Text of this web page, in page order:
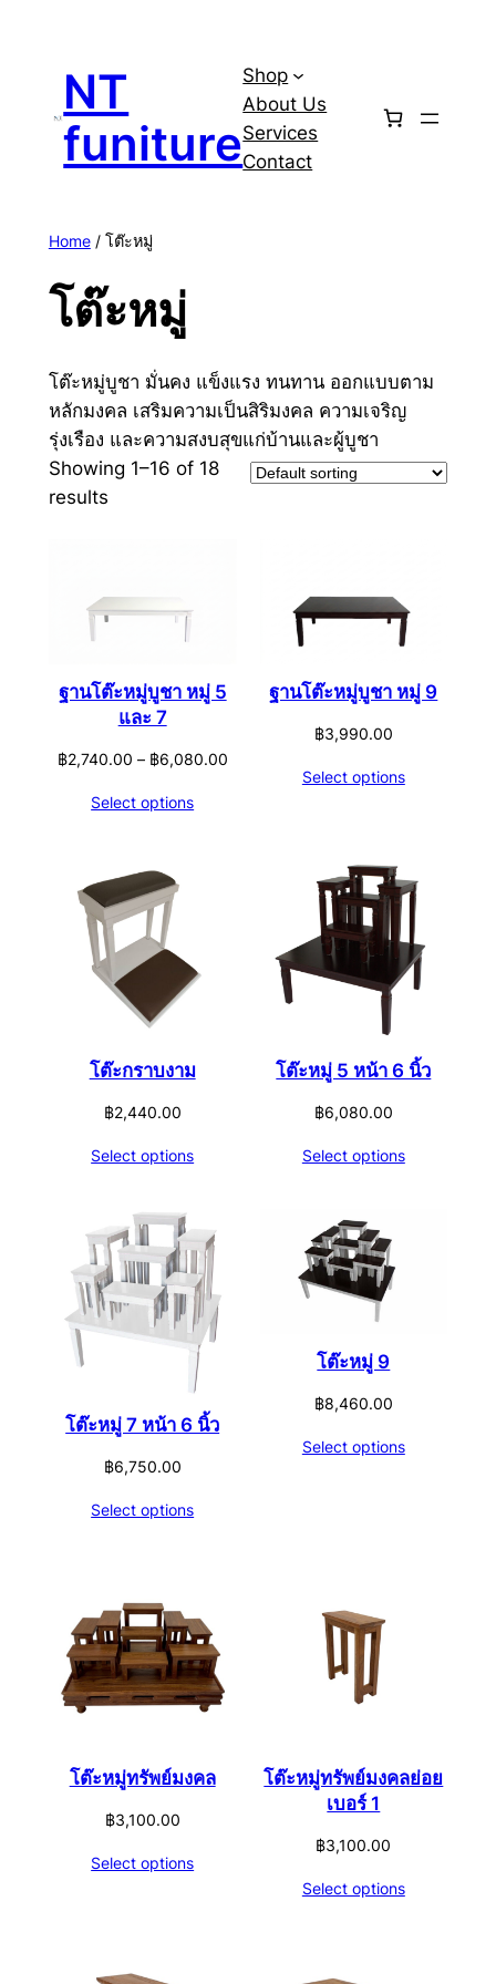
contentNT
funiture
Shop
About Us
Services
Contact
Home/ โต๊ะหมู่
โต๊ะหมู่
โต๊ะหมู่บูชา มั่นคง แข็งแรง ทนทาน ออกแบบตาม
หลักมงคล เสริมความเป็นสิริมงคล ความเจริญ
รุ่งเรือง และความสงบสุขแก่บ้านและผู้บูชา
Showing 1–16 of 18
results
ฐานโต๊ะหมู่บูชา หมู่ 5
และ 7
฿2,740.00 – ฿6,080.00Price
Select options
ฐานโต๊ะหมู่บูชา หมู่ 9
฿3,990.00
Select options
โต๊ะกราบงาม
฿2,440.00
Select options
โต๊ะหมู่ 5 หน้า 6 นิ้ว
฿6,080.00
Select options
โต๊ะหมู่ 7 หน้า 6 นิ้ว
฿6,750.00
Select options
โต๊ะหมู่ 9
฿8,460.00
Select options
โต๊ะหมู่ทรัพย์มงคล
฿3,100.00
Select options
โต๊ะหมู่ทรัพย์มงคลย่อย
เบอร์ 1
฿3,100.00
Select options